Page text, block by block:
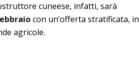
cuneese, infatti, sarà
con un’offerta stratificata, in
agricole.